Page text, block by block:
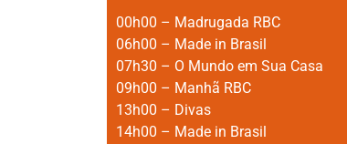
00h00 – Madrugada RBC
06h00 – Made in Brasil
07h30 – O Mundo em Sua Casa
09h00 – Manhã RBC
13h00 – Divas
14h00 – Made in Brasil